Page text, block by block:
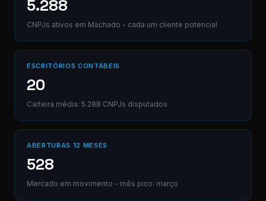
5.288
CNPJs ativos em Machado - cada um cliente potencial
ESCRITÓRIOS CONTÁBEIS
20
Carteira média: 5.288 CNPJs disputados
ABERTURAS 12 MESES
528
Mercado em movimento - mês pico: março